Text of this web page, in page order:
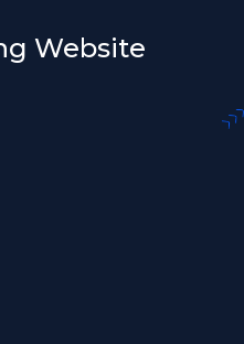
Website